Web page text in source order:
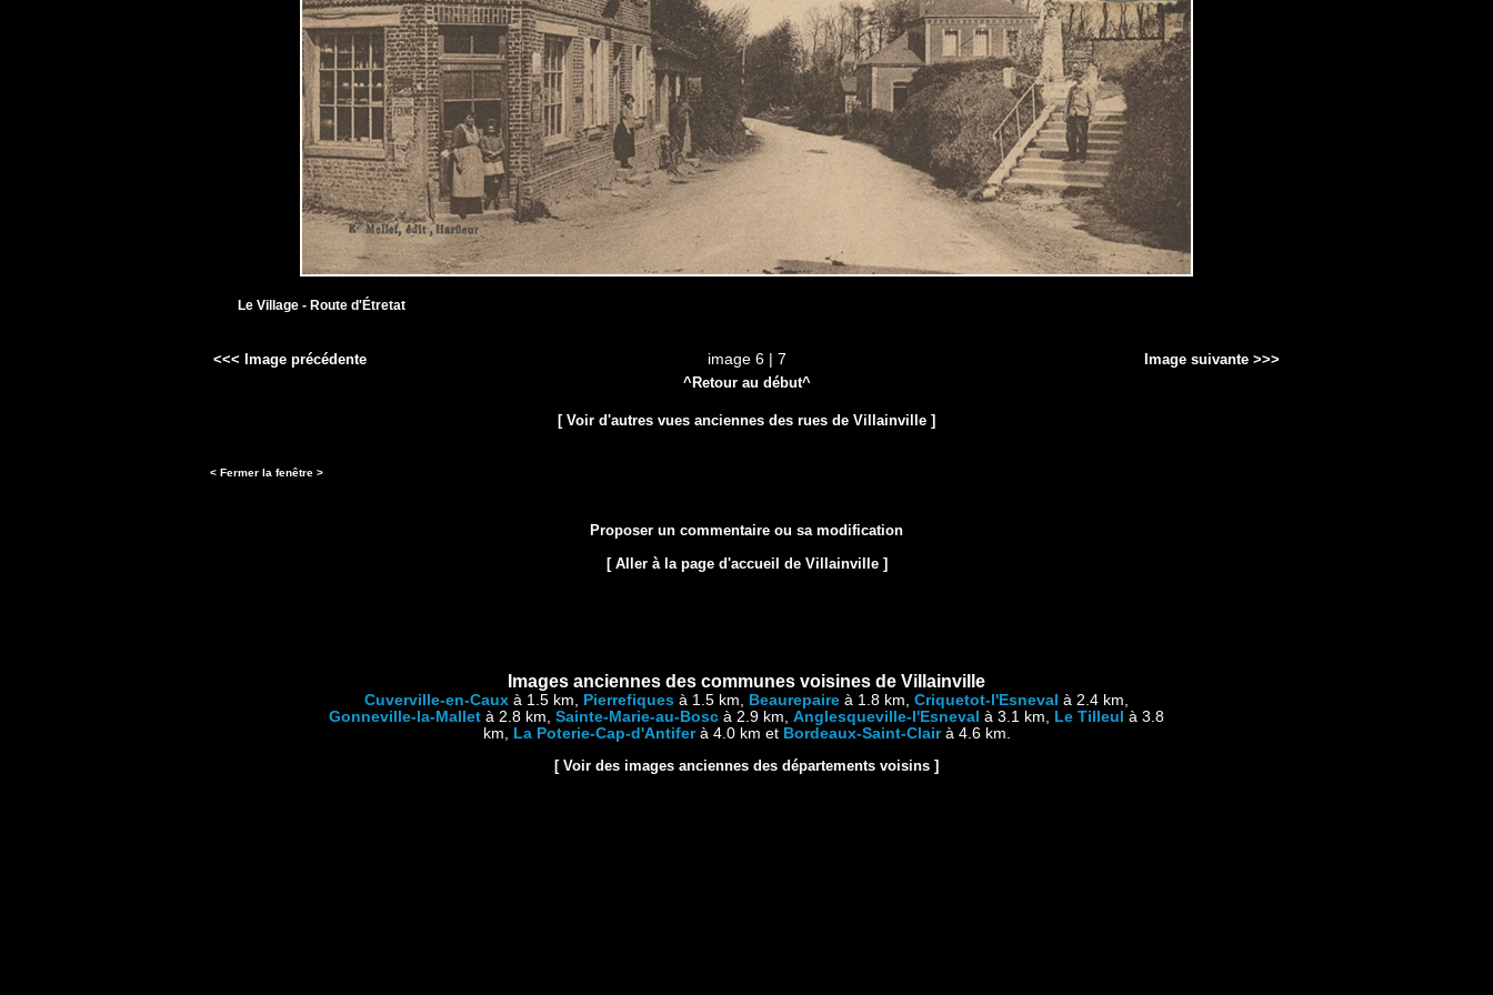
Le Village - Route d'Étretat
<<< Image précédente image 6 | 7
Image suivante >>>
^Retour au début^
[ Voir d'autres vues anciennes des rues de Villainville ]
< Fermer la fenêtre >
Proposer un commentaire ou sa modification
[ Aller à la page d'accueil de Villainville ]
Images anciennes des communes voisines de Villainville
Cuverville-en-Caux à 1.5 km, Pierrefiques à 1.5 km, Beaurepaire à 1.8 km, Criquetot-l'Esneval à 2.4 km,
Gonneville-la-Mallet à 2.8 km, Sainte-Marie-au-Bosc à 2.9 km, Anglesqueville-l'Esneval à 3.1 km, Le Tilleul à 3.8
km, La Poterie-Cap-d'Antiferà 4.0 km et Bordeaux-Saint-Clairà 4.6 km.
[ Voir des images anciennes des départements voisins ]